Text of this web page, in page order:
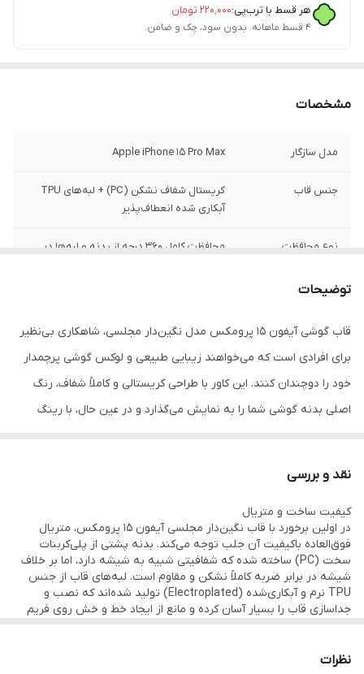
هر قسط با ترب‌پی:۲۲۰٬۰۰۰ تومان
۴ قسط ماهانه. بدون سود، چک و ضامن.
مشخصات
مدل سازگار Apple iPhone 15 Pro Max
جنس قاب
کریستال شفاف نشکن (PC) + لبه‌های TPU
آبکاری شده انعطاف‌پذیر
نوع محافظت
محافظت کامل ۳۶۰ درجه از بدنه و لبه‌ها در
لبه محافظ صفحه
دارد (دارای برجستگی میلی‌متری جهت جلوگیری
از تماس صفحه با سطوح)
ویژگی ظاهری
بدنه شفاف برای نمایش رنگ اصلی گوشی،
دسترسی به پورت‌ها
ویژگی‌های خاص
پشتیبانی از قابلیت مگ‌سیف (طرح)، نگین‌های
باکیفیت و بدون ریزش، عدم زرد شدن سریع
بدنه
توضیحات
قاب گوشی آیفون ۱۵ پرومکس مدل نگین‌دار مجلسی، شاهکاری بی‌نظیر
برای افرادی است که می‌خواهند زیبایی طبیعی و لوکس گوشی پرچمدار
خود را دوچندان کنند. این کاور با طراحی کریستالی و کاملاً شفاف، رنگ
اصلی بدنه گوشی شما را به نمایش می‌گذارد و در عین حال، با رینگ
ریزش یا کدر شدن نشوند و همواره مانند روز اول درخشش خود را حفظ
کنند.
این قاب علاوه بر ظاهر شاهانه و مجلسی خود، یک زره محافظتی کامل
برای گوشی حساس شماست. لبه‌های منعطف TPU ضربات ناشی از
سقوط و برخورد با سطوح سخت را به طور کامل جذب می‌کنند و مانع از
ایمنی این محصول، بخش محافظ لنز دوربین است؛ جایی که رینگ‌های
نقد و بررسی
کیفیت ساخت و متریال
در اولین برخورد با قاب نگین‌دار مجلسی آیفون ۱۵ پرومکس، متریال
فوق‌العاده باکیفیت آن جلب توجه می‌کند. بدنه پشتی از پلی‌کربنات
سخت (PC) ساخته شده که شفافیتی شبیه به شیشه دارد، اما بر خلاف
شیشه در برابر ضربه کاملاً نشکن و مقاوم است. لبه‌های قاب از جنس
TPU نرم و آبکاری‌شده (Electroplated) تولید شده‌اند که نصب و
جداسازی قاب را بسیار آسان کرده و مانع از ایجاد خط و خش روی فریم
صنعتی مخصوص فیکس شده‌اند و در برابر سایش مقاومت بسیار بالایی
نظرات